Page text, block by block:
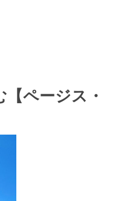
ページス・